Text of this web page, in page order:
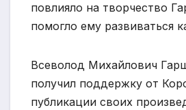
повлияло на творчество
помогло ему развиваться
Всеволод Михайлович
получил поддержку от
публикации своих